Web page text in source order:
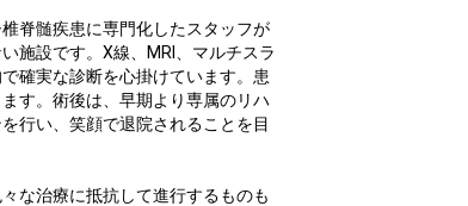
脊髄疾患に専⾨化したスタッフが
施設です。X線、MRI、マルチスラ
確実な診断を⼼掛けています。患
す。術後は、早期より専属のリハ
⾏い、笑顔で退院されることを⽬
な治療に抵抗して進⾏するものも